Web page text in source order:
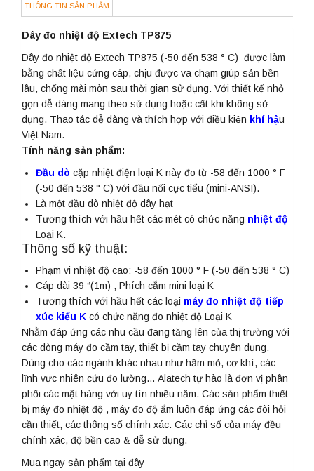
THÔNG TIN SẢN PHẨM
Dây đo nhiệt độ Extech TP875
Dây đo nhiệt độ Extech TP875 (-50 đến 538 ° C) được làm
bằng chất liệu cứng cáp, chịu được va chạm giúp sản bền
lâu, chống mài mòn sau thời gian sử dụng. Với thiết kế nhỏ
gọn dễ dàng mang theo sử dụng hoặc cất khi không sử
dụng. Thao tác dễ dàng và thích hợp với điều kiện khí hậu
Việt Nam.
Tính năng sản phẩm:
Đầu dò cặp nhiệt điện loại K này đo từ -58 đến 1000 ° F
(-50 đến 538 ° C) với đầu nối cực tiểu (mini-ANSI).
Là một đầu dò nhiệt độ dây hạt
Tương thích với hầu hết các mét có chức năng nhiệt độ
Loại K.
Thông số kỹ thuật:
Phạm vi nhiệt độ cao: -58 đến 1000 ° F (-50 đến 538 ° C)
Cáp dài 39 “(1m) , Phích cắm mini loại K
Tương thích với hầu hết các loại máy đo nhiệt độ tiếp
xúc kiểu K có chức năng đo nhiệt độ Loại K
Nhằm đáp ứng các nhu cầu đang tăng lên của thị trường với
các dòng máy đo cầm tay, thiết bị cầm tay chuyên dụng.
Dùng cho các ngành khác nhau như hầm mỏ, cơ khí, các
lĩnh vực nhiên cứu đo lường… Alatech tự hào là đơn vị phân
phối các mặt hàng với uy tín nhiều năm. Các sản phẩm thiết
bị máy đo nhiệt độ , máy đo độ ẩm luôn đáp ứng các đòi hỏi
cần thiết, các thông số chính xác. Các chỉ số của máy đều
chính xác, độ bền cao & dễ sử dụng.
Mua ngay sản phẩm tại đây